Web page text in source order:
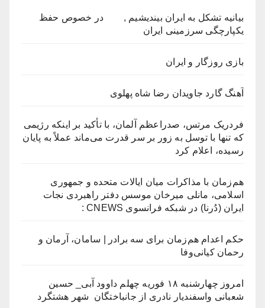
بیانیه تشکل به ایران بیندیشیم , در خصوص حفظ
یکپارچگی سرزمینی ایران
بازی روزگار و ایران‎
آهنگ گارد جاویدان رضا شاه پهلوی
فردریک مرتس، صدراعظم آلمان، با تأکید بر اینکه رژیمی
که تنها با توسل به زور بر سر قدرت می‌ماند عملاً به پایان
رسیده، اعلام کرد
هم‌زمان با مذاکرات میان ایالات متحده و جمهوری
اسلامی، مانلی میرخان موسس دفتر راهبردی نجات
ایران (دُرنا) در شبکه فرانسوی CNEWS :
حکم اعدام هم‌زمان برای سه برادر | سامان، آرمان و
رحمان کیانی‌وفا
امروز چهارشنبه ۱۸ فوریه چهلم داوود آبی_ حسین
شعبانی واسفندیار نادری از جانباختگان شهر هشتگرد